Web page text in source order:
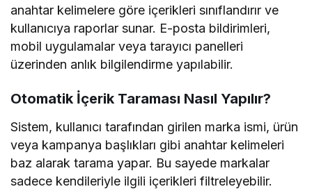
anahtar kelimelere göre içerikleri sınıflandırır ve
kullanıcıya raporlar sunar. E-posta bildirimleri,
mobil uygulamalar veya tarayıcı panelleri
üzerinden anlık bilgilendirme yapılabilir.
Otomatik İçerik Taraması Nasıl Yapılır?
Sistem, kullanıcı tarafından girilen marka ismi, ürün
veya kampanya başlıkları gibi anahtar kelimeleri
baz alarak tarama yapar. Bu sayede markalar
sadece kendileriyle ilgili içerikleri filtreleyebilir.